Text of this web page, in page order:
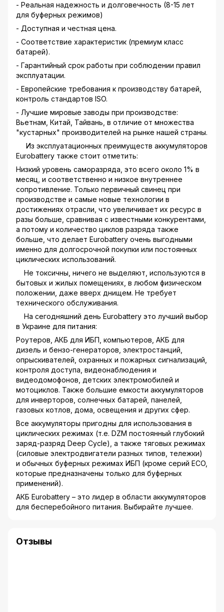
- Реальная надежность и долговечность (8-15 лет
для буферных режимов)
- Доступная и честная цена.
- Соответствие характеристик (премиум класс
батарей).
- Гарантийный срок работы при соблюдении правил
эксплуатации.
- Европейские требования к производству батарей,
контроль стандартов ISO.
- Лучшие мировые заводы при производстве:
Вьетнам, Китай, Тайвань, в отличие от множества
"кустарных" производителей на рынке нашей страны.
Из эксплуатационных преимуществ аккумуляторов
Eurobattery также стоит отметить:
Низкий уровень саморазряда, это всего около 1% в
месяц, и соответственно и низкое внутреннее
сопротивление. Только первичный свинец при
производстве и самые новые технологии в
достижениях отрасли, что увеличивает их ресурс в
разы больше, сравнивая с известными конкурентами,
а потому и количество циклов разряда также
больше, что делает Eurobattery очень выгодными
именно для долгосрочной покупки или постоянных
циклических использований.
Не токсичны, ничего не выделяют, используются в
бытовых и жилых помещениях, в любом физическом
положении, даже вверх днищем. Не требует
технического обслуживания.
На сегодняшний день Eurobattery это лучший выбор
в Украине для питания:
Роутеров, АКБ для ИБП, компьютеров, АКБ для
дизель и бензо-генераторов, электростанций,
опрыскивателей, охранных и пожарных сигнализаций,
контроля доступа, видеонаблюдения и
видеодомофонов, детских электромобилей и
мотоциклов. Также большие емкости аккумуляторов
для инверторов, солнечных батарей, панелей,
газовых котлов, дома, освещения и других сфер.
Все аккумуляторы пригодны для использования в
циклических режимах (т.е. DZM постоянный глубокий
заряд-разряд Deep Cycle), а также тяговых режимах
(силовые электродвигатели разных типов, тележки)
и обычных буферных режимах ИБП (кроме серий ECO,
которые предназначены только для буферных
применений).
АКБ Eurobattery – это лидер в области аккумуляторов
для бесперебойного питания. Выбирайте лучшее.
Отзывы